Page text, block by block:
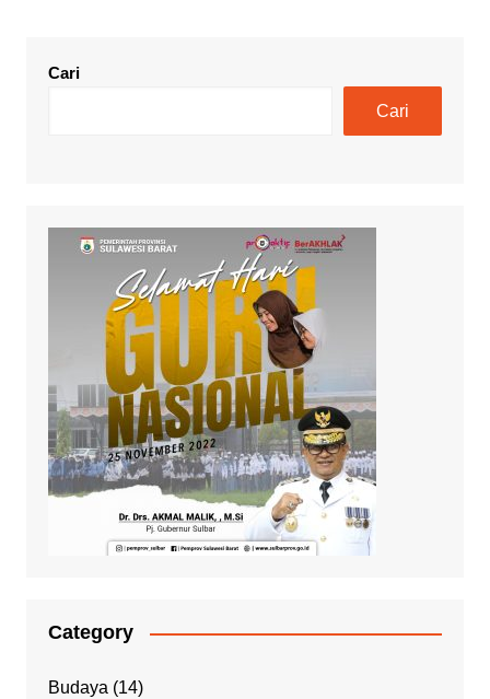
Cari
Cari
Category
Budaya (14)